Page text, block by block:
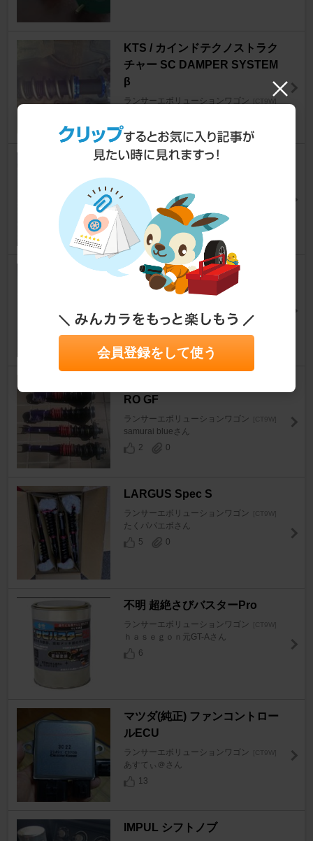
KTS / カインドテクノストラク
チャー SC DAMPER SYSTEM
β
ランサーエボリューションワゴン [CT9W]
3
0
TRUST GReddy パフォーマン
ランサーエボリューションワゴン
らωさん
TRUST GReddy GReddy パフ
ォーマンスダンパー Type-S
らωさん
13
0
RO GF
ランサーエボリューションワゴン [CT9W]
samurai blueさん
2
0
LARGUS Spec S
ランサーエボリューションワゴン [CT9W]
たくパパエボさん
5
0
不明 超絶さびバスターPro
ランサーエボリューションワゴン [CT9W]
ｈａｓｅｇｏｎ元GT-Aさん
6
マツダ(純正) ファンコントロー
ルECU
ランサーエボリューションワゴン [CT9W]
あすてぃ＠さん
13
IMPUL シフトノブ
会員登録をして使う